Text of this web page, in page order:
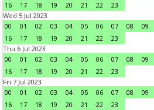
16
17 18 19 20 21 22
23
Wed 5 Jul 2023
00
01 02 03 04 05 06 07 08 09
16
17 18 19 20 21 22
23
Thu 6 Jul 2023
00
01 02 03 04 05 06 07 08 09
16
17 18 19 20 21 22
23
Fri 7 Jul 2023
00
01 02 03 04 05 06 07 08 09
16
17 18 19 20 21 22
23